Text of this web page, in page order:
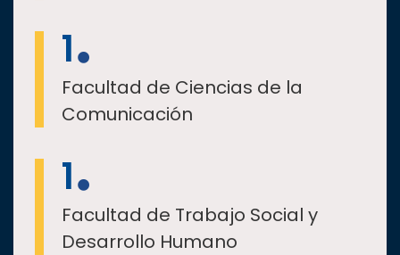
1
Facultad de Ciencias de la
Comunicación
1
Facultad de Trabajo Social y
Desarrollo Humano